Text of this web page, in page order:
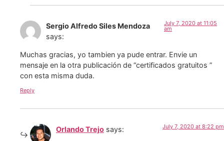
Sergio Alfredo Siles Mendoza
says:
July 7, 2020 at 11:05
am
Muchas gracias, yo tambien ya pude entrar. Envie un
mensaje en la otra publicación de “certificados gratuitos ”
con esta misma duda.
Reply
Orlando Trejo says: July 7, 2020 at 8:22 pm